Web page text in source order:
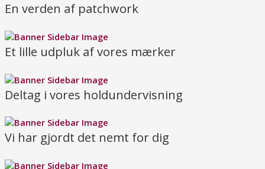
En verden af patchwork
Et lille udpluk af vores mærker
Deltag i vores holdundervisning
Vi har gjordt det nemt for dig